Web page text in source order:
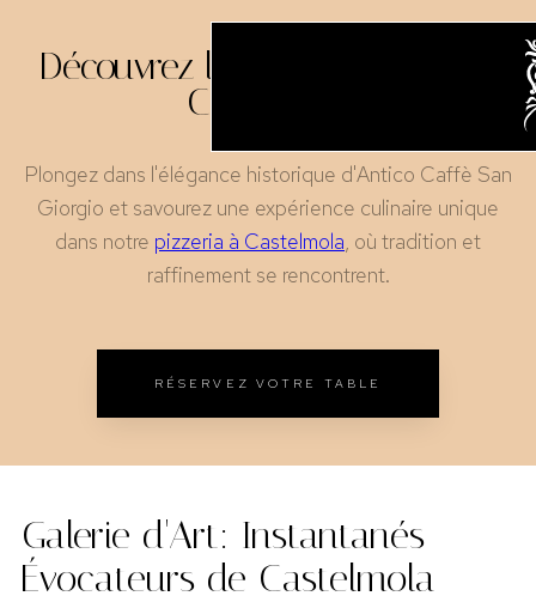
Découvrez l'Art de la Pizzeria à
Castelmola
Plongez dans l'élégance historique d'Antico Caffè San
Giorgio et savourez une expérience culinaire unique
dans notre pizzeria à Castelmola, où tradition et
raffinement se rencontrent.
RÉSERVEZ VOTRE TABLE
Galerie d'Art: Instantanés
Évocateurs de Castelmola